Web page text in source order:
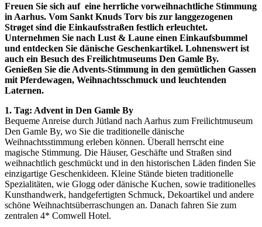
Freuen Sie sich auf eine herrliche vorweihnachtliche Stimmung
in Aarhus. Vom Sankt Knuds Torv bis zur langgezogenen
Strøget sind die Einkaufsstraßen festlich erleuchtet.
Unternehmen Sie nach Lust & Laune einen Einkaufsbummel
und entdecken Sie dänische Geschenkartikel. Lohnenswert ist
auch ein Besuch des Freilichtmuseums Den Gamle By.
Genießen Sie die Advents-Stimmung in den gemütlichen Gassen
mit Pferdewagen, Weihnachtsschmuck und leuchtenden
Laternen.
1. Tag: Advent in Den Gamle By
Bequeme Anreise durch Jütland nach Aarhus zum Freilichtmuseum
Den Gamle By, wo Sie die traditionelle dänische
Weihnachtsstimmung erleben können. Überall herrscht eine
magische Stimmung. Die Häuser, Geschäfte und Straßen sind
weihnachtlich geschmückt und in den historischen Läden finden Sie
einzigartige Geschenkideen. Kleine Stände bieten traditionelle
Spezialitäten, wie Glogg oder dänische Kuchen, sowie traditionelles
Kunsthandwerk, handgefertigten Schmuck, Dekoartikel und andere
schöne Weihnachtsüberraschungen an. Danach fahren Sie zum
zentralen 4* Comwell Hotel.